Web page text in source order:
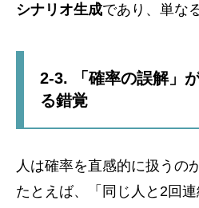
シナリオ生成であり、単な
2-3. 「確率の誤解」
る錯覚
人は確率を直感的に扱うの
たとえば、「同じ人と2回連